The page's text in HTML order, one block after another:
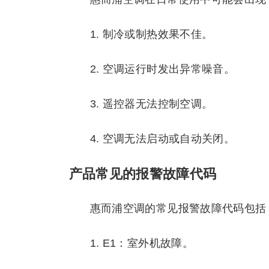
1. 制冷或制热效果不佳。
2. 空调运行时发出异常噪音。
3. 遥控器无法控制空调。
4. 空调无法启动或自动关闭。
产品常见的报警故障代码
惠而浦空调的常见报警故障代码包括
1. E1：室外机故障。